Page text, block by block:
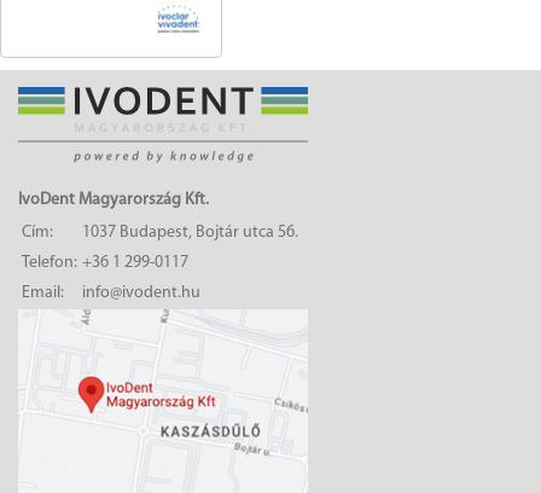
IvoDent Magyarország Kft.
Cím:
1037 Budapest, Bojtár utca 56.
Telefon: +36 1 299-0117
Email:
info@ivodent.hu